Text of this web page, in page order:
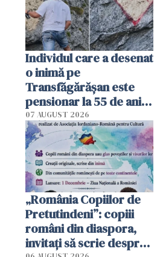
Individul care a desenat
o inimă pe
Transfăgărășan este
pensionar la 55 de ani.
Poliția l-a identificat
07 AUGUST 2026
„România Copiilor de
Pretutindeni”: copiii
români din diaspora,
invitați să scrie despre